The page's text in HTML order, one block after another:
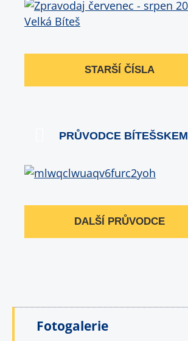
STARŠÍ ČÍSLA
PRŮVODCE BÍTEŠSKEM
DALŠÍ PRŮVODCE
Fotogalerie